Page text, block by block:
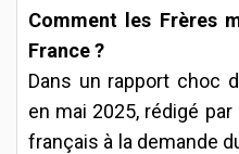
Comment les Frères
France ?
Dans un rapport choc
en mai 2025, rédigé
français à la demande